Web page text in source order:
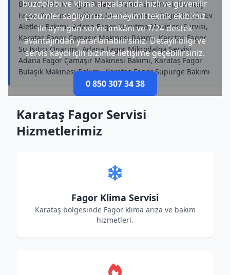
buzdolabı ve klima arızalarında hızlı ve güvenilir
çözümler sağlıyoruz. Deneyimli teknik ekibimiz
ile aynı gün servis imkânı ve 7/24 destek
avantajından yararlanabilirsiniz. Detaylı bilgi ve
servis kaydı için bizimle iletişime geçebilirsiniz.
0 850 307 34 38
Bakımı, Adana Fagor Bulaşık Makinesi Servisi, Karataş
Fagor Kurutma Makinesi Servisi, Karataş Fagor Küçük Ev
Aletleri Bakımı, Adana Fagor Kurutma Makinesi Servisi,
Karataş Fagor Çamaşır Makinesi Bakımı, Karataş Fagor
Su Isıtıcı Onarımı, Adana Fagor Mikrodalga Servisi,
Adana Fagor Çamaşır Makinesi Bakımı, Karataş Fagor
Bulaşık Makinesi Bakımı, Karataş Fagor Süpürge Bakımı
Karataş Fagor Servisi
Hizmetlerimiz
Fagor Klima Servisi
Karataş bölgesinde Fagor klima arıza ve bakım
hizmetleri.